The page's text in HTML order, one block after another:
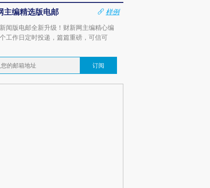
主编精选版电邮
样例
闻版电邮全新升级！财新网主编精心编
工作日定时投递，篇篇重磅，可信可
订阅